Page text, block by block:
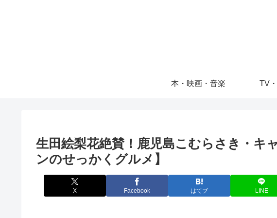
本・映画・音楽 TV
生田絵梨花絶賛！鹿児島こむらさき・キ
ンのせっかくグルメ】
X Facebook はてブ LINE